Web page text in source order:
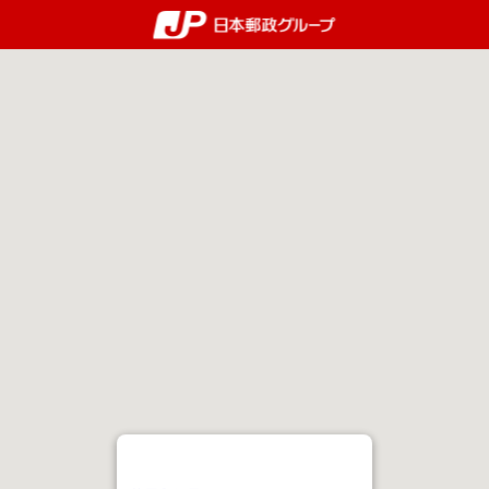
郵便局・日本郵政グループ